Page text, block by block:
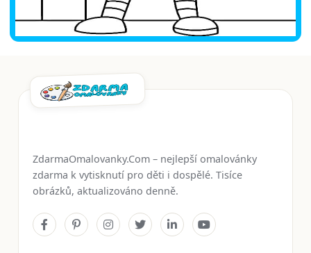
ZdarmaOmalovanky.Com – nejlepší omalovánky
zdarma k vytisknutí pro děti i dospělé. Tisíce
obrázků, aktualizováno denně.